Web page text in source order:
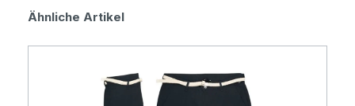
Produktgalerie überspringen
Ähnliche Artikel